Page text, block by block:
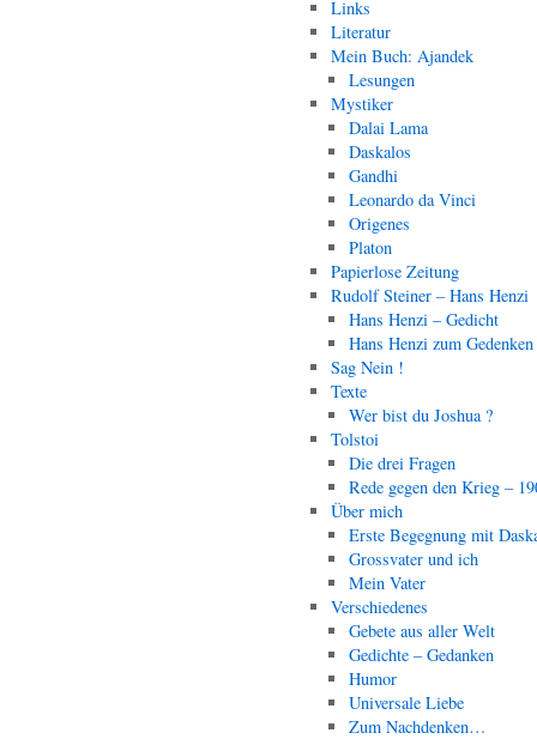
Links
Literatur
Mein Buch: Ajandek
Lesungen
Mystiker
Dalai Lama
Daskalos
Gandhi
Leonardo da Vinci
Origenes
Platon
Papierlose Zeitung
Rudolf Steiner – Hans Henzi
Hans Henzi – Gedicht
Hans Henzi zum Gedenken
Sag Nein !
Texte
Wer bist du Joshua ?
Tolstoi
Die drei Fragen
Rede gegen den Krieg –
Über mich
Erste Begegnung mit
Grossvater und ich
Mein Vater
Verschiedenes
Gebete aus aller Welt
Gedichte – Gedanken
Humor
Universale Liebe
Zum Nachdenken…